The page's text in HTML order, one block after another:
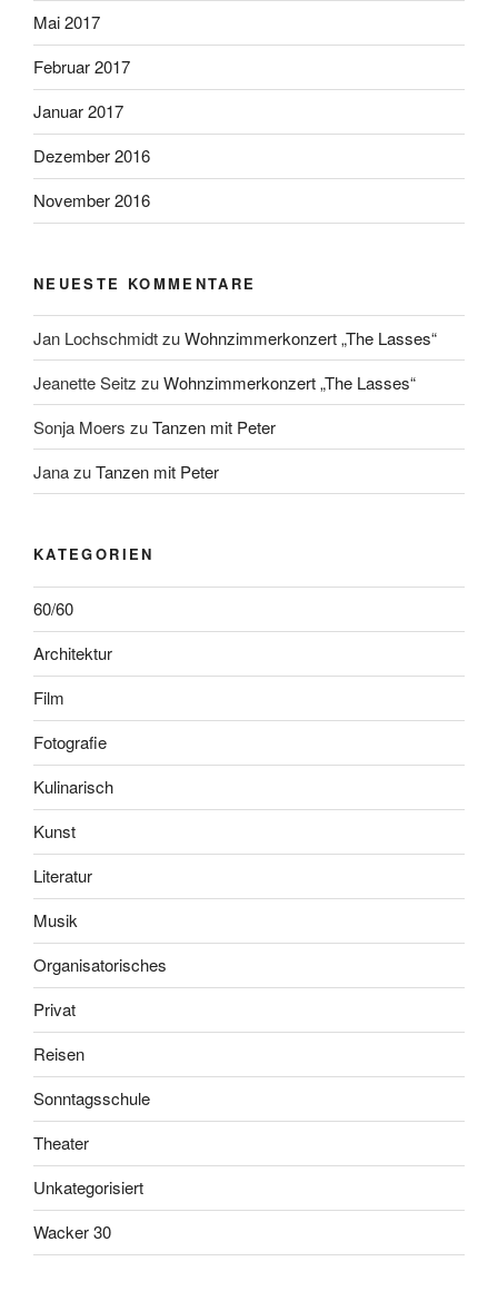
Mai 2017
Februar 2017
Januar 2017
Dezember 2016
November 2016
NEUESTE KOMMENTARE
Jan LochschmidtzuWohnzimmerkonzert „The Lasses“
Jeanette Seitz zuWohnzimmerkonzert „The Lasses“
Sonja Moers zuTanzen mit Peter
JanazuTanzen mit Peter
KATEGORIEN
60/60
Architektur
Film
Fotografie
Kulinarisch
Kunst
Literatur
Musik
Organisatorisches
Privat
Reisen
Sonntagsschule
Theater
Unkategorisiert
Wacker 30